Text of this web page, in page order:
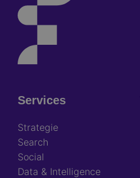
Footer
Services
Strategie
Search
Social
Data & Intelligence